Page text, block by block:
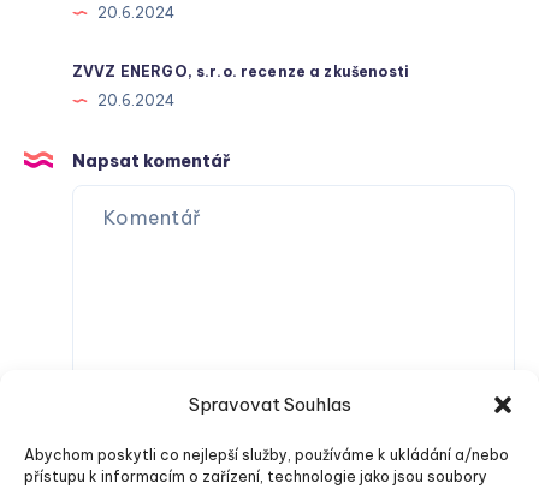
Spravovat Souhlas
Abychom poskytli co nejlepší služby, používáme k ukládání a/nebo
přístupu k informacím o zařízení, technologie jako jsou soubory
20.6.2024
ZVVZ ENERGO, s.r.o. recenze a zkušenosti
20.6.2024
Napsat komentář